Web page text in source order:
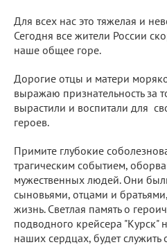
Для всех нас это тяжелая и
Сегодня все жители России
наше общее горе.
Дорогие отцы и матери
выражаю признательность за
вырастили и воспитали для
героев.
Примите глубокие
трагическим событием,
мужественных людей. Они
сыновьями, отцами и
жизнь. Светлая память о
подводного крейсера "Курск"
наших сердцах, будет служить